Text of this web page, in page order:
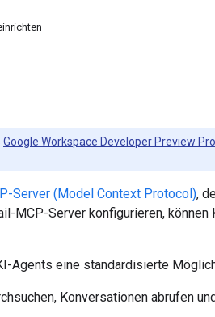
Google Workspace Developer Preview
Server (Model Context Protocol),
MCP-Server konfigurieren,
Agents eine standardisierte
Konversationen abrufen